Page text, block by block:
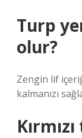
Turp
olur?
Zengin lif
kalmanızı